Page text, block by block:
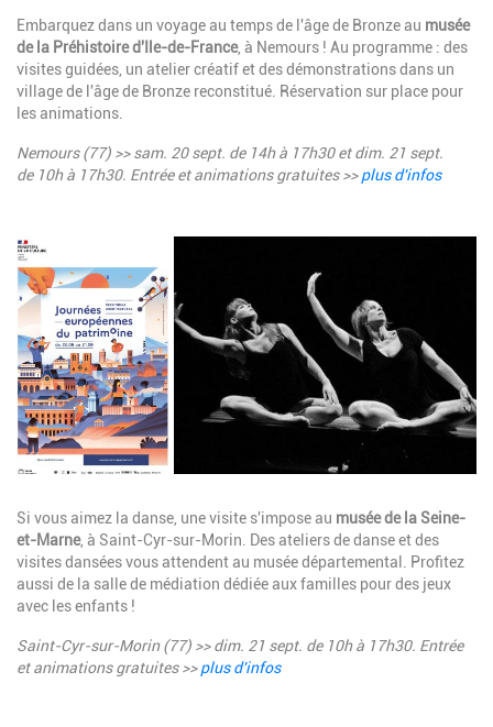
Description
Embarquez dans un voyage au temps de l'âge de Bronze au musée
de la Préhistoire d'Ile-de-France, à Nemours ! Au programme : des
visites guidées, un atelier créatif et des démonstrations dans un
village de l'âge de Bronze reconstitué. Réservation sur place pour
les animations.
Nemours (77) >> sam. 20 sept. de 14h à 17h30et dim. 21 sept.
de 10h à 17h30. Entrée et animations gratuites >>plus d'infos
Image
Description
Si vous aimez la danse, une visite s'impose au musée de la Seine-
et-Marne, à Saint-Cyr-sur-Morin. Des ateliers de danse et des
visites dansées vous attendent au musée départemental. Profitez
aussi de la salle de médiation dédiée aux familles pour des jeux
avec les enfants !
Saint-Cyr-sur-Morin (77) >> dim. 21 sept. de 10h à 17h30. Entrée
et animations gratuites >>plus d'infos